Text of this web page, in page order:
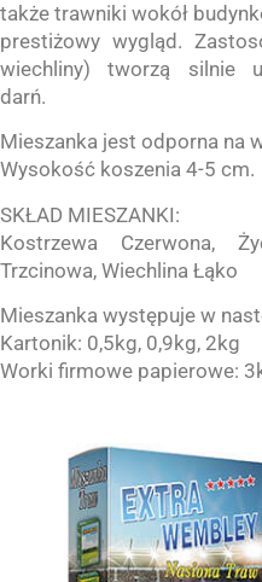
także trawniki wokół
prestiżowy wygląd.
wiechliny) tworzą silnie
darń.
Mieszanka jest odporna na
Wysokość koszenia 4-5 cm.
SKŁAD MIESZANKI:
Kostrzewa Czerwona,
Trzcinowa, Wiechlina Łąko
Mieszanka występuje w
Kartonik: 0,5kg, 0,9kg, 2kg
Worki firmowe papierowe: